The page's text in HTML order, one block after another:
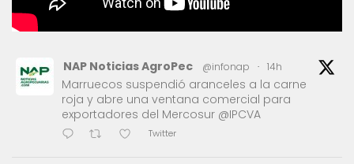
NAP Noticias AgroPec @infonap · 14h
Marruecos suspendió aranceles a la carne
roja y abre una ventana comercial para
exportadores del Mercosur @IPCVA
Twitter